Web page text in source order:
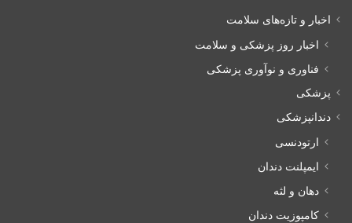
اخبار و تازه‌های سلامت
اخبار روز پزشکی و سلامت
فناوری و نوآوری پزشکی
پزشکی
دندانپزشکی
ارتودنسی
ایمپلنت دندان
دهان و لثه
کامپوزیت دندان